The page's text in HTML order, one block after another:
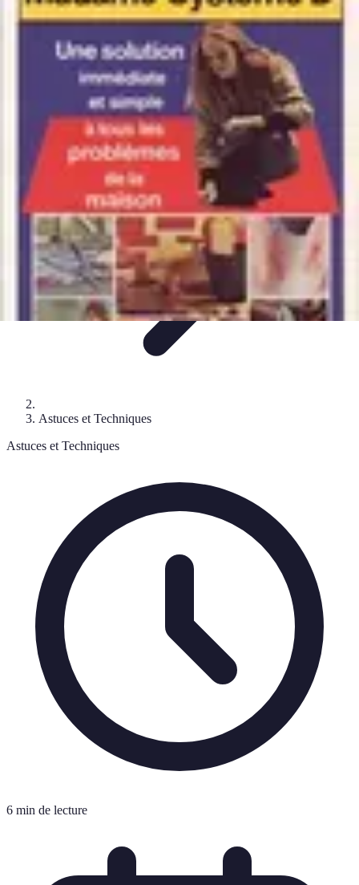
Astuces Rubik Cube
Astuces et TechniquesTechniques de SpeedcubingAstuces et
techniquesRésolution Techniques et Astuces
Astuces Rubik Cube
Astuces et Techniques
Astuces et Techniques
6 min de lecture